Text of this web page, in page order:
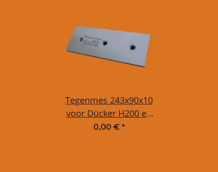
Tegenmes 243x90x10
voor Dücker H200 en
Linddana TP200
0,00 € *